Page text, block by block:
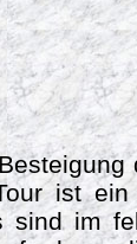
ist
sind im